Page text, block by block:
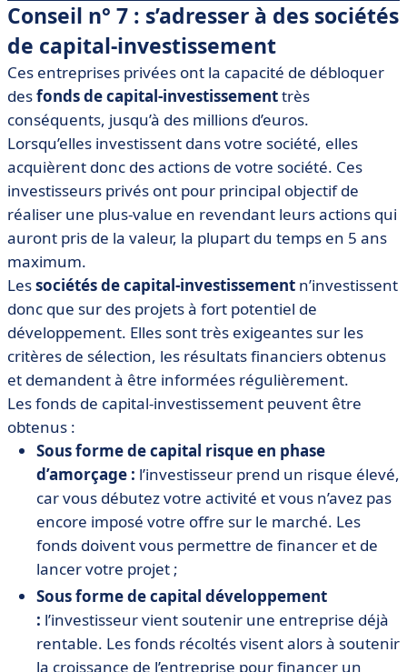
Conseil n° 7 : s’adresser à des sociétés
de capital-investissement
Ces entreprises privées ont la capacité de débloquer
desfonds de capital-investissementtrès
conséquents, jusqu’à des millions d’euros.
Lorsqu’elles investissent dans votre société, elles
acquièrent donc des actions de votre société. Ces
investisseurs privés ont pour principal objectif de
réaliser une plus-value en revendant leurs actions qui
auront pris de la valeur, la plupart du temps en 5 ans
maximum.
Lessociétés de capital-investissement n’investissent
donc que sur des projets à fort potentiel de
développement. Elles sont très exigeantes sur les
critères de sélection, les résultats financiers obtenus
et demandent à être informées régulièrement.
Les fonds de capital-investissement peuvent être
obtenus :
Sous forme de capital risque en phase
d’amorçage : l’investisseur prend un risque élevé,
car vous débutez votre activité et vous n’avez pas
encore imposé votre offre sur le marché. Les
fonds doivent vous permettre de financer et de
lancer votre projet ;
Sous forme de capital développement
: l’investisseur vient soutenir une entreprise déjà
rentable. Les fonds récoltés visent alors à soutenir
la croissance de l’entreprise pour financer un